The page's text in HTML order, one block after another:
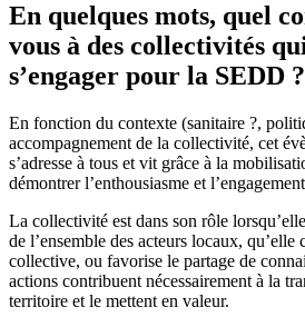
En quelques mots, quel
vous à des collectivités
s’engager pour la SEDD ?
En fonction du contexte (sanitaire ?,
accompagnement de la collectivité, cet
s’adresse à tous et vit grâce à la
démontrer l’enthousiasme et
La collectivité est dans son rôle
de l’ensemble des acteurs locaux, qu’elle
collective, ou favorise le partage de
actions contribuent nécessairement à la
territoire et le mettent en valeur.